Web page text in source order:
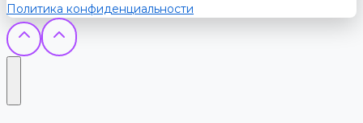
Политика конфиденциальности